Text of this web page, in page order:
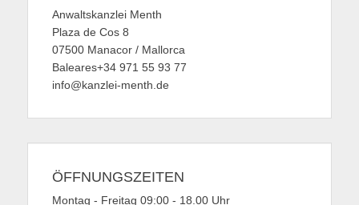
Anwaltskanzlei Menth
Plaza de Cos 8
07500 Manacor / Mallorca
Baleares+34 971 55 93 77
info@kanzlei-menth.de
ÖFFNUNGSZEITEN
Montag - Freitag 09:00 - 18.00 Uhr